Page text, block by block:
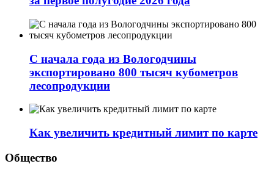
С начала года из Вологодчины
экспортировано 800 тысяч кубометров
лесопродукции
Как увеличить кредитный лимит по карте
Общество